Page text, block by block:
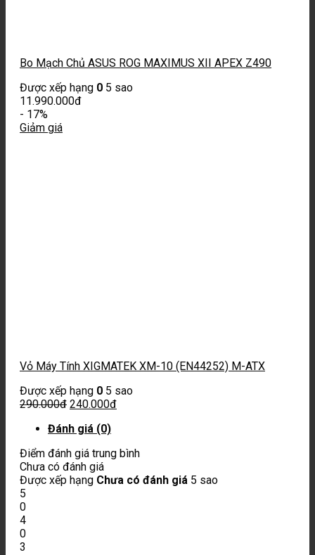
Bo Mạch Chủ ASUS ROG MAXIMUS XII APEX Z490
Được xếp hạng 0 5 sao
11.990.000đ
- 17%
Giảm giá
Vỏ Máy Tính XIGMATEK XM-10 (EN44252) M-ATX
Được xếp hạng 0 5 sao
290.000đ 240.000đ
Đánh giá (0)
Điểm đánh giá trung bình
Chưa có đánh giá
Được xếp hạng Chưa có đánh giá 5 sao
5
0
4
0
3